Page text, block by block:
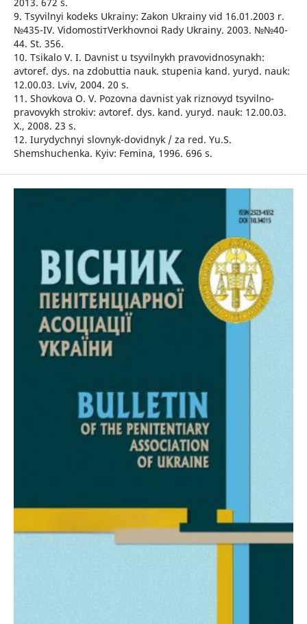
9. Tsyvilnyi kodeks Ukrainy: Zakon Ukrainy vid 16.01.2003 r.
№435-IV. VidomostiтVerkhovnoi Rady Ukrainy. 2003. №№40-
44. St. 356.
10. Tsikalo V. I. Davnist u tsyvilnykh pravovidnosynakh:
avtoref. dys. na zdobuttia nauk. stupenia kand. yuryd. nauk:
12.00.03. Lviv, 2004. 20 s.
11. Shovkova O. V. Pozovna davnist yak riznovyd tsyvilno-
pravovykh strokiv: avtoref. dys. kand. yuryd. nauk: 12.00.03.
X., 2008. 23 s.
12. Iurydychnyi slovnyk-dovidnyk / za red. Yu.S.
Shemshuchenka. Kyiv: Femina, 1996. 696 s.